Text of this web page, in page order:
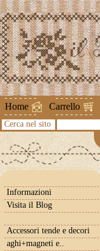
Home Carrello
Cerca nel sito
Informazioni
Visita il Blog
Accessori tende e decori
aghi+magneti e..